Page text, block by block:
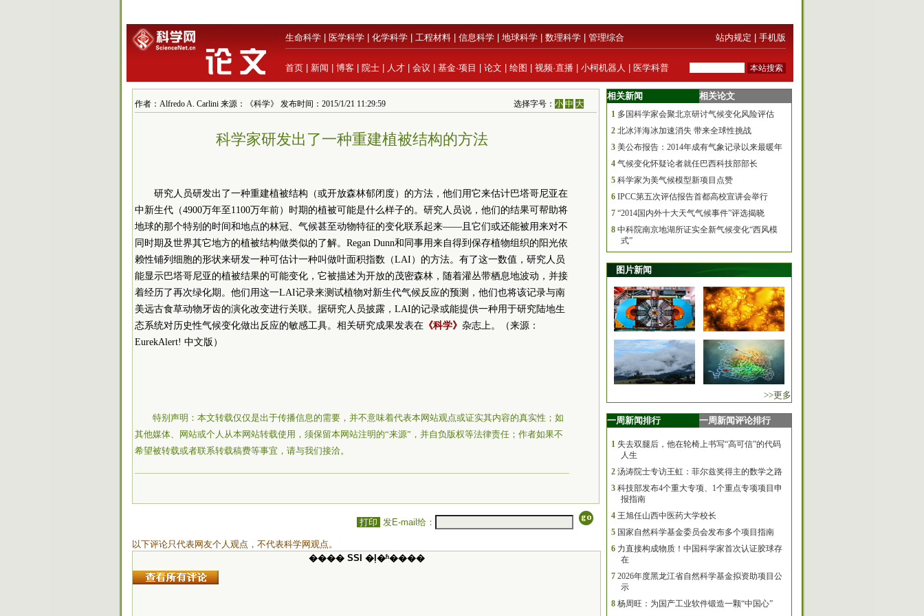
生命科学 医学科学 化学科学 工程材料 信息科学 地球科学 数理科学 管理综合 站内规定 手机版
首页 新闻 博客 院士 人才 会议 基金·项目 论文 绘图 视频·直播 小柯机器人 医学科普
作者：Alfredo A. Carlini 来源：《科学》 发布时间：2015/1/21 11:29:59 选择字号：小 中 大
科学家研发出了一种重建植被结构的方法
研究人员研发出了一种重建植被结构（或开放森林郁闭度）的方法，他们用它来估计巴塔哥尼亚在
中新生代（4900万年至1100万年前）时期的植被可能是什么样子的。研究人员说，他们的结果可帮助将
地球的那个特别的时间和地点的林冠、气候甚至动物特征的变化联系起来——且它们或还能被用来对不
同时期及世界其它地方的植被结构做类似的了解。Regan Dunn和同事用来自得到保存植物组织的阳光依
赖性铺列细胞的形状来研发一种可估计一种叫做叶面积指数（LAI）的方法。有了这一数值，研究人员
能显示巴塔哥尼亚的植被结果的可能变化，它被描述为开放的茂密森林，随着灌丛带栖息地波动，并接
着经历了再次绿化期。他们用这一LAI记录来测试植物对新生代气候反应的预测，他们也将该记录与南
美远古食草动物牙齿的演化改变进行关联。据研究人员披露，LAI的记录或能提供一种用于研究陆地生
态系统对历史性气候变化做出反应的敏感工具。相关研究成果发表在 《科学》 杂志上。（来源：
EurekAlert! 中文版）
特别声明：本文转载仅仅是出于传播信息的需要，并不意味着代表本网站观点或证实其内容的真实性；如
其他媒体、网站或个人从本网站转载使用，须保留本网站注明的“来源”，并自负版权等法律责任；作者如果不
希望被转载或者联系转载稿费等事宜，请与我们接洽。
打印 发E-mail给：
以下评论只代表网友个人观点，不代表科学网观点。
���� SSI �ļ�ʱ����
相关新闻 相关论文
1 多国科学家会聚北京研讨气候变化风险评估
2 北冰洋海冰加速消失 带来全球性挑战
3 美公布报告：2014年成有气象记录以来最暖年
4 气候变化怀疑论者就任巴西科技部部长
5 科学家为美气候模型新项目点赞
6 IPCC第五次评估报告首都高校宣讲会举行
7 “2014国内外十大天气气候事件”评选揭晓
8 中科院南京地湖所证实全新气候变化“西风模
式”
图片新闻
>>更多
一周新闻排行 一周新闻评论排行
1 失去双腿后，他在轮椅上书写“高可信”的代码
人生
2 汤涛院士专访王虹：菲尔兹奖得主的数学之路
3 科技部发布4个重大专项、1个重点专项项目申
报指南
4 王旭任山西中医药大学校长
5 国家自然科学基金委员会发布多个项目指南
6 力直接构成物质！中国科学家首次认证胶球存
在
7 2026年度黑龙江省自然科学基金拟资助项目公
示
8 杨周旺：为国产工业软件锻造一颗“中国心”